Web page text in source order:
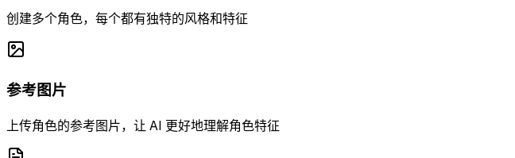
创建多个角色，每个都有独特的风格和特征
参考图片
上传角色的参考图片，让 AI 更好地理解角色特征